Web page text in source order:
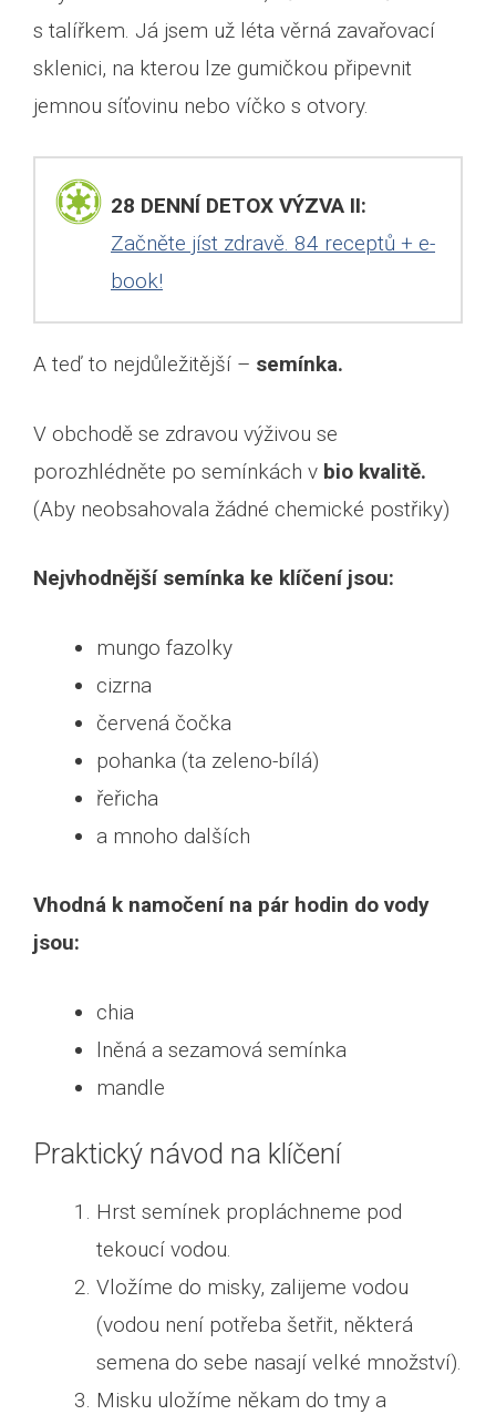
s talířkem. Já jsem už léta věrná zavařovací
sklenici, na kterou lze gumičkou připevnit
jemnou síťovinu nebo víčko s otvory.
28 DENNÍ DETOX VÝZVA II:
Začněte jíst zdravě. 84 receptů + e-
book!
A teď to nejdůležitější – semínka.
V obchodě se zdravou výživou se
porozhlédněte po semínkách v bio kvalitě.
(Aby neobsahovala žádné chemické postřiky)
Nejvhodnější semínka ke klíčení jsou:
mungo fazolky
cizrna
červená čočka
pohanka (ta zeleno-bílá)
řeřicha
a mnoho dalších
Vhodná k namočení na pár hodin do vody
jsou:
chia
lněná a sezamová semínka
mandle
Praktický návod na klíčení
Hrst semínek propláchneme pod
tekoucí vodou.
Vložíme do misky, zalijeme vodou
(vodou není potřeba šetřit, některá
semena do sebe nasají velké množství).
Misku uložíme někam do tmy a